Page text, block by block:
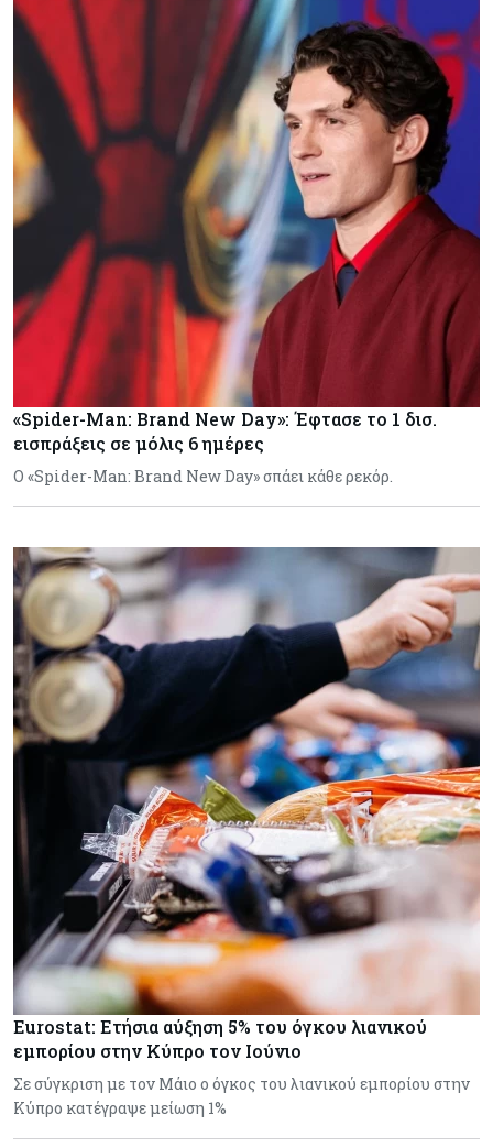
«Spider-Man: Brand New Day»: Έφτασε το 1 δισ.
εισπράξεις σε μόλις 6 ημέρες
Ο «Spider-Man: Brand New Day» σπάει κάθε ρεκόρ.
Eurostat: Ετήσια αύξηση 5% του όγκου λιανικού
εμπορίου στην Κύπρο τον Ιούνιο
Σε σύγκριση με τον Μάιο ο όγκος του λιανικού εμπορίου στην
Κύπρο κατέγραψε μείωση 1%